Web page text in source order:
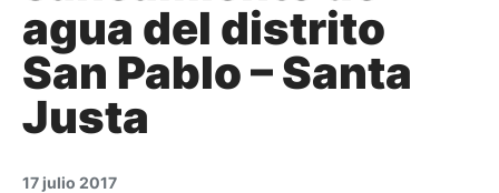
agua del distrito
San Pablo – Santa
Justa
17 julio 2017